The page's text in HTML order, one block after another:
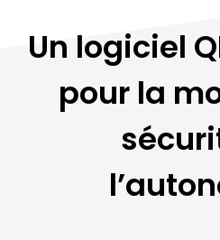
Un logiciel
pour la